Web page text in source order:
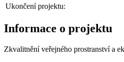
Ukončení projektu:
Informace o projektu
Zkvalitnění veřejného prostranství a